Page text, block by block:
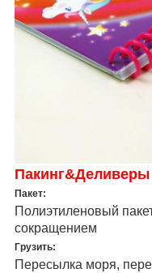
Пакинг&Деливеры
Пакет:
Полиэтиленовый
сокращением
Грузить:
Пересылка моря,